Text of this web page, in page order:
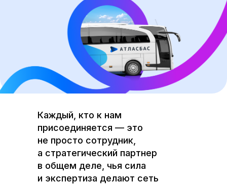
Каждый, кто к нам
присоединяется — это
не просто сотрудник,
а стратегический партнер
в общем деле, чья сила
и экспертиза делают сеть